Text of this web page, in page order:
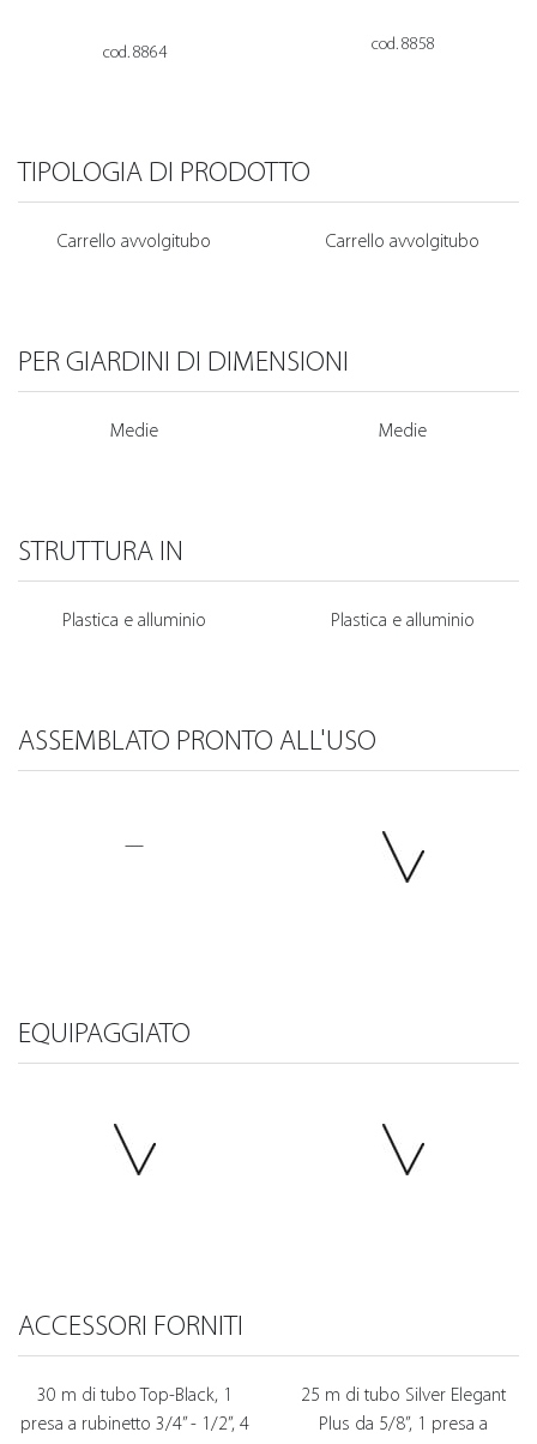
cod. 8864 cod. 8858
TIPOLOGIA DI PRODOTTO
Carrello avvolgitubo Carrello avvolgitubo
PER GIARDINI DI DIMENSIONI
Medie Medie
STRUTTURA IN
Plastica e alluminio Plastica e alluminio
ASSEMBLATO PRONTO ALL'USO
—
EQUIPAGGIATO
ACCESSORI FORNITI
30 m di tubo Top-Black, 1
presa a rubinetto 3/4” - 1/2”, 4
25 m di tubo Silver Elegant
Plus da 5/8”, 1 presa a